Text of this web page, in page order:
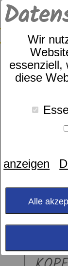
Wir
essenziell,
diese
anzeigen
Alle
Jeder
ALLE